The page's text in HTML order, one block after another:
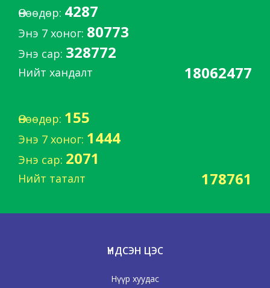
Өнөөдөр: 4287
Энэ 7 хоног: 80773
Энэ сар: 328772
Нийт хандалт 18062477
Өнөөдөр: 155
Энэ 7 хоног: 1444
Энэ сар: 2071
Нийт таталт 178761
ҮНДСЭН ЦЭС
Нүүр хуудас